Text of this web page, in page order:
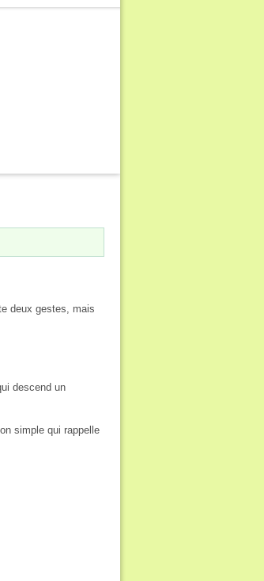
deux gestes, mais
descend un
simple qui rappelle